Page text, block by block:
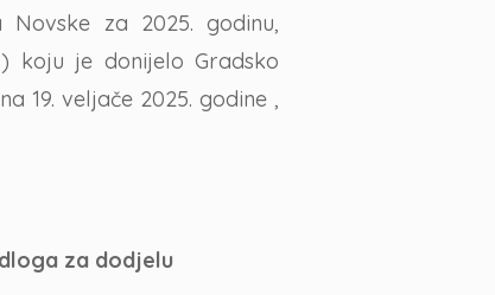
za 2025. godinu,
1) koju je donijelo Gradsko
19. veljače 2025. godine ,
za dodjelu